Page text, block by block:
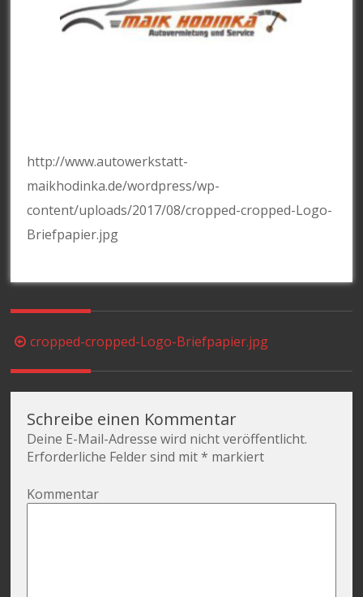
http://www.autowerkstatt-
maikhodinka.de/wordpress/wp-
content/uploads/2017/08/cropped-cropped-Logo-
Briefpapier.jpg
Beitragsnavigation
cropped-cropped-Logo-Briefpapier.jpg
Schreibe einen Kommentar
Deine E-Mail-Adresse wird nicht veröffentlicht.
Erforderliche Felder sind mit* markiert
Kommentar